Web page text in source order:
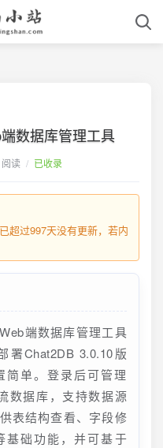
数据库管理工具
读 / 已收录
超过997天没有更新，若内
端数据库管理工具
署Chat2DB 3.0.10版
简单。登录后可管理
数据库，支持数据源
表结构查看、字段修
基础功能，并可基于